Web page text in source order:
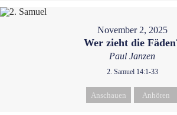
November 2, 2025
Wer zieht die
Paul Janzen
2. Samuel 14:1-33
Anschauen Anhören